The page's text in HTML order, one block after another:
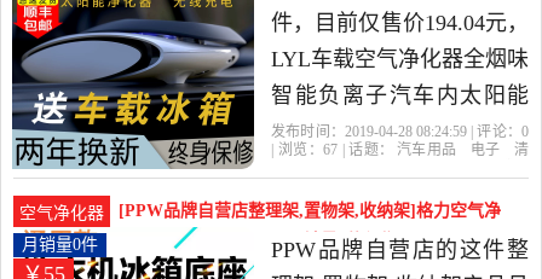
件，目前仅售价194.04元，
LYL车载空气净化器全烟味
智能负离子汽车内太阳能
除甲醛氧吧PM2.5是2019年
电子,清洗,改装当中性价比
很高的车用氧吧,空气净化
发布时间：2019-04-28 08:24:59 | 评论： 0
| 浏览：67 | 话题： 汽车用品 电子
清
空气净化器
[PPW品牌自营店整理架,置物架,收纳架]格力空气净
化器移动底座KJ450G-月销量0件仅售54.89元
￥55
月销量0件
PPW品牌自营店的这件整